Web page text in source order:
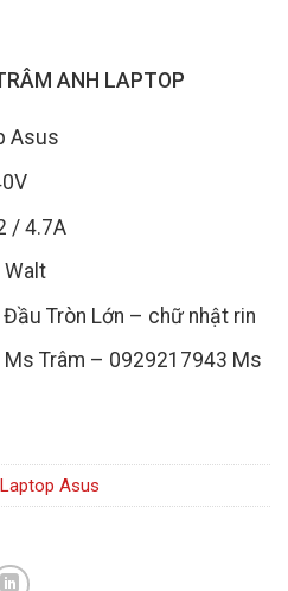
ANH LAPTOP
Asus
/ 4.7A
Tròn Lớn – chữ nhật rin
Trâm – 0929217943 Ms
Asus